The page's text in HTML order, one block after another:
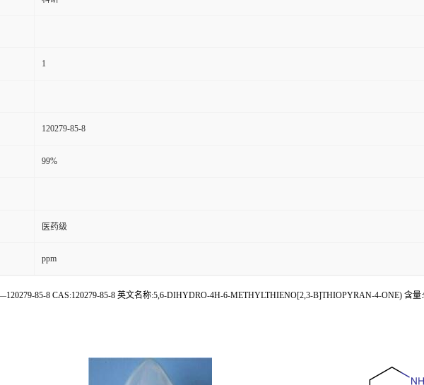
1
120279-85-8
99%
医药级
ppm
85-8 CAS:120279-85-8 英文名称:5,6-DIHYDRO-4H-6-METHYLTHIENO[2,3-B]THIOPYRAN-4-ONE) 含量